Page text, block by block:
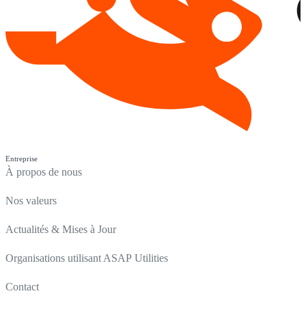
Entreprise
À propos de nous
Nos valeurs
Actualités & Mises à Jour
Organisations utilisant ASAP Utilities
Contact